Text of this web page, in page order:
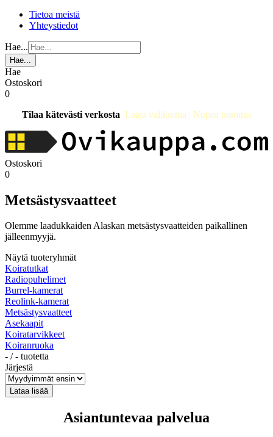
Tietoa meistä
Yhteystiedot
Hae...
Hae...
Hae
Ostoskori
0
Tilaa kätevästi verkosta Laaja valikoima | Nopea toimitus
Ostoskori
0
Metsästysvaatteet
Olemme laadukkaiden Alaskan metsästysvaatteiden paikallinen
jälleenmyyjä.
Näytä tuoteryhmät
Koiratutkat
Radiopuhelimet
Burrel-kamerat
Reolink-kamerat
Metsästysvaatteet
Asekaapit
Koiratarvikkeet
Koiranruoka
- /- tuotetta
Järjestä
Asiantuntevaa palvelua